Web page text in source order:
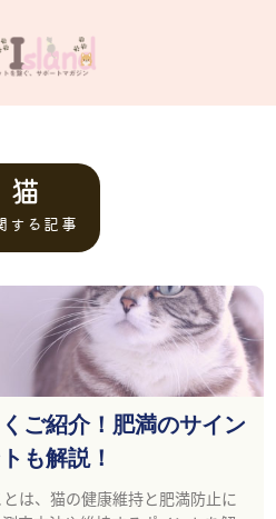
猫
する記事
ご紹介！肥満のサイン
も解説！
は、猫の健康維持と肥満防止に